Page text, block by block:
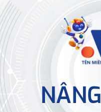
NÂNG